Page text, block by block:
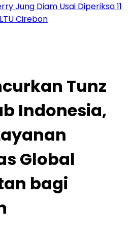
Jung Diam Usai Diperiksa 11
Cirebon
Tunz
Indonesia,
Global
bagi